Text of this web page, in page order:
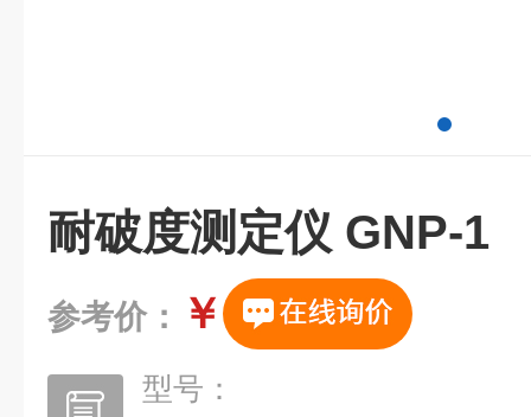
耐破度测定仪 GNP-1
参考价： ￥
型号：